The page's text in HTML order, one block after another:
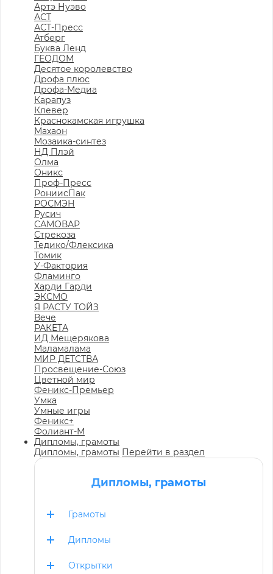
Артэ Нуэво
АСТ
АСТ-Пресс
Атберг
Буква Ленд
ГЕОДОМ
Десятое королевство
Дрофа плюс
Дрофа-Медиа
Карапуз
Клевер
Краснокамская игрушка
Махаон
Мозаика-синтез
НД Плэй
Олма
Оникс
Проф-Пресс
РониисПак
РОСМЭН
Русич
САМОВАР
Стрекоза
Тедико/Флексика
Томик
У-Фактория
Фламинго
Харди Гарди
ЭКСМО
Я РАСТУ ТОЙЗ
Вече
РАКЕТА
ИД Мещерякова
Маламалама
МИР ДЕТСТВА
Просвещение-Союз
Цветной мир
Феникс-Премьер
Умка
Умные игры
Феникс+
Фолиант-М
Дипломы, грамоты
Дипломы, грамоты Перейти в раздел
Дипломы, грамоты
Грамоты
Дипломы
Открытки